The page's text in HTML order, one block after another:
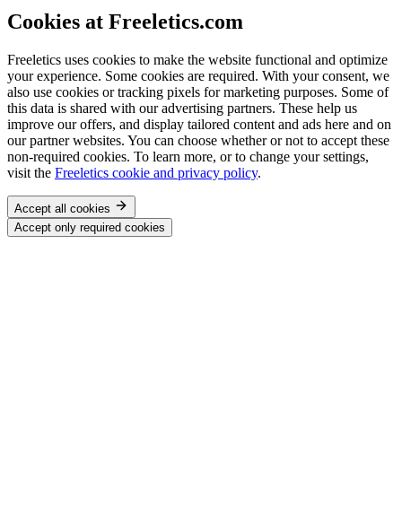
Cookies at Freeletics.com
Freeletics uses cookies to make the website functional and optimize
your experience. Some cookies are required. With your consent, we
also use cookies or tracking pixels for marketing purposes. Some of
this data is shared with our advertising partners. These help us
improve our offers, and display tailored content and ads here and on
our partner websites. You can choose whether or not to accept these
non-required cookies. To learn more, or to change your settings,
visit the Freeletics cookie and privacy policy.
Accept all cookies
Accept only required cookies